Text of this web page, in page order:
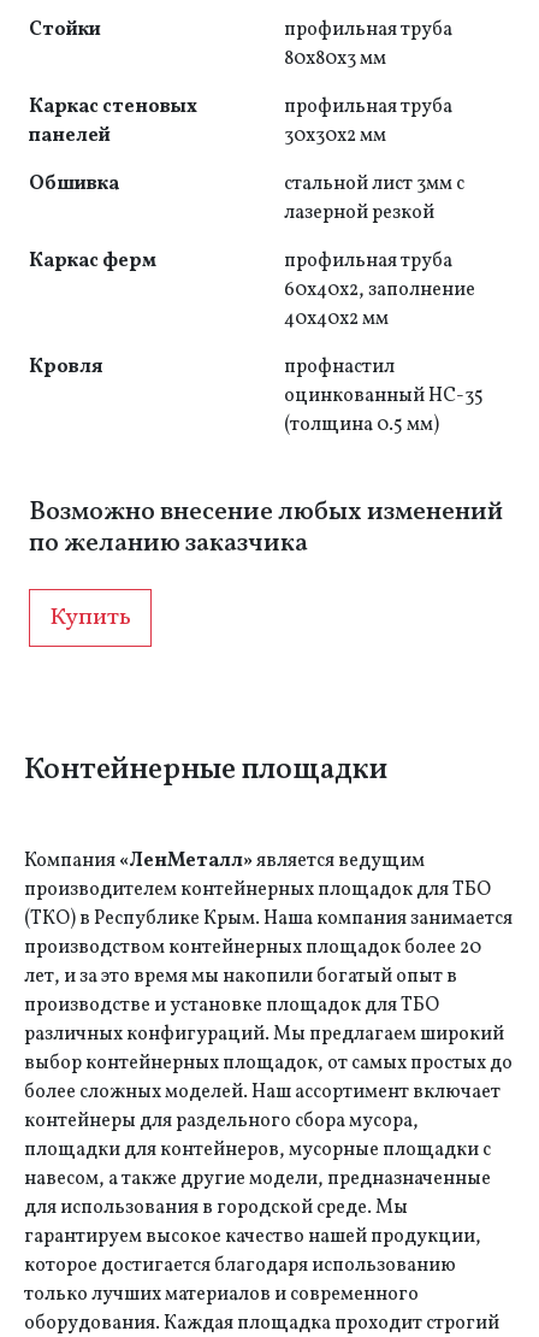
Стойки
профильная труба
80x80x3 мм
Каркас стеновых
панелей
профильная труба
30x30x2 мм
Обшивка
стальной лист 3мм с
лазерной резкой
Каркас ферм
профильная труба
60x40x2, заполнение
40x40x2 мм
Кровля
профнастил
оцинкованный НС-35
(толщина 0.5 мм)
Возможно внесение любых изменений
по желанию заказчика
Купить
Контейнерные площадки
Компания«ЛенМеталл»является ведущим
производителем контейнерных площадок для ТБО
(ТКО) в Республике Крым. Наша компания занимается
производством контейнерных площадок более 20
лет, и за это время мы накопили богатый опыт в
производстве и установке площадок для ТБО
различных конфигураций. Мы предлагаем широкий
выбор контейнерных площадок, от самых простых до
более сложных моделей. Наш ассортимент включает
контейнеры для раздельного сбора мусора,
площадки для контейнеров, мусорные площадки с
навесом, а также другие модели, предназначенные
для использования в городской среде. Мы
гарантируем высокое качество нашей продукции,
которое достигается благодаря использованию
только лучших материалов и современного
оборудования. Каждая площадка проходит строгий